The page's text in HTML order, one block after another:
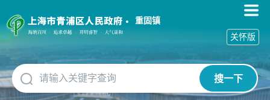
障
碍
作
说
明
跳
重固镇
搜一下
关怀版